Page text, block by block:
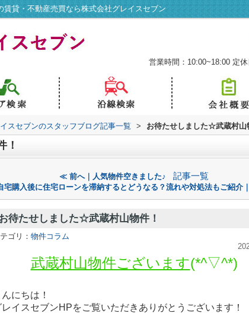
貸・不動産売買なら株式会社グレイスセブン
営業時間：10:00~18:00 定
スセブンのスタッフブログ記事一覧 > お待たせしました☆武蔵村山
！
≪ 前へ｜人気物件空きました♪ 記事一覧
宅購入後に住宅ローンを滞納するとどうなる？流れや対処法もご紹介
待たせしました☆武蔵村山物件！
ゴリ： 物件コラム
武蔵村山物件ございます(*^▽^*)
んにちは！
レイスセブンHPをご覧いただきありがとうございます！